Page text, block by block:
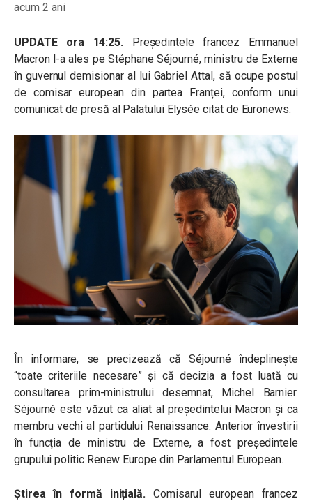
acum 2 ani
UPDATE ora 14:25. Președintele francez Emmanuel
Macron l-a ales pe Stéphane Séjourné, ministru de Externe
în guvernul demisionar al lui Gabriel Attal, să ocupe postul
de comisar european din partea Franței, conform unui
comunicat de presă al Palatului Elysée citat de Euronews.
În informare, se precizează că Séjourné îndeplinește
“toate criteriile necesare” și că decizia a fost luată cu
consultarea prim-ministrului desemnat, Michel Barnier.
Séjourné este văzut ca aliat al președintelui Macron și ca
membru vechi al partidului Renaissance. Anterior învestirii
în funcția de ministru de Externe, a fost președintele
grupului politic Renew Europe din Parlamentul European.
Știrea în formă inițială. Comisarul european francez